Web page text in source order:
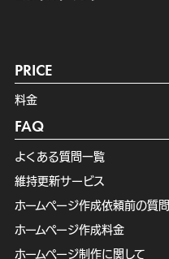
PRICE
料金
FAQ
よくある質問一覧
維持更新サービス
ホームページ作成依頼前の質問
ホームページ作成料金
ホームページ制作に関して